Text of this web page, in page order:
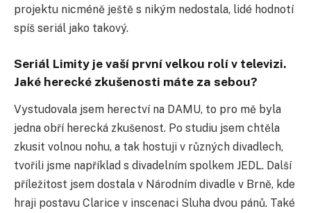
projektu nicméně ještě s nikým nedostala, lidé hodnotí
spíš seriál jako takový.
Seriál Limity je vaší první velkou rolí v televizi.
Jaké herecké zkušenosti máte za sebou?
Vystudovala jsem herectví na DAMU, to pro mě byla
jedna obří herecká zkušenost. Po studiu jsem chtěla
zkusit volnou nohu, a tak hostuji v různých divadlech,
tvořili jsme například s divadelním spolkem JEDL. Další
příležitost jsem dostala v Národním divadle v Brně, kde
hraji postavu Clarice v inscenaci Sluha dvou pánů. Také